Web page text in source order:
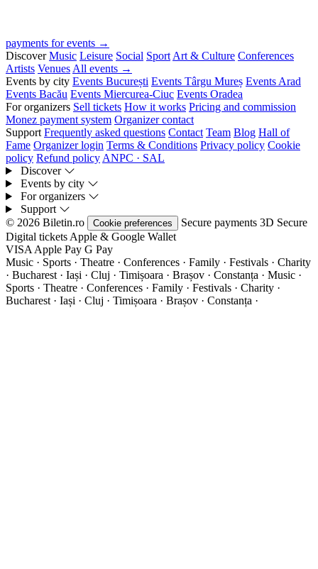
payments for events →
Discover Music Leisure Social Sport Art & Culture Conferences
Artists Venues All events →
Events by city Events București Events Târgu Mureș Events Arad
Events Bacău Events Miercurea-Ciuc Events Oradea
For organizers Sell tickets How it works Pricing and commission
Monez payment system Organizer contact
Support Frequently asked questions Contact Team Blog Hall of
Fame Organizer login Terms & Conditions Privacy policy Cookie
policy Refund policy ANPC · SAL
Discover
Events by city
For organizers
Support
© 2026 Biletin.ro
Cookie preferences Secure payments 3D Secure
Digital tickets Apple & Google Wallet
VISA Apple Pay G Pay
Music · Sports · Theatre · Conferences · Family · Festivals · Charity
· Bucharest · Iași · Cluj · Timișoara · Brașov · Constanța · Music ·
Sports · Theatre · Conferences · Family · Festivals · Charity ·
Bucharest · Iași · Cluj · Timișoara · Brașov · Constanța ·